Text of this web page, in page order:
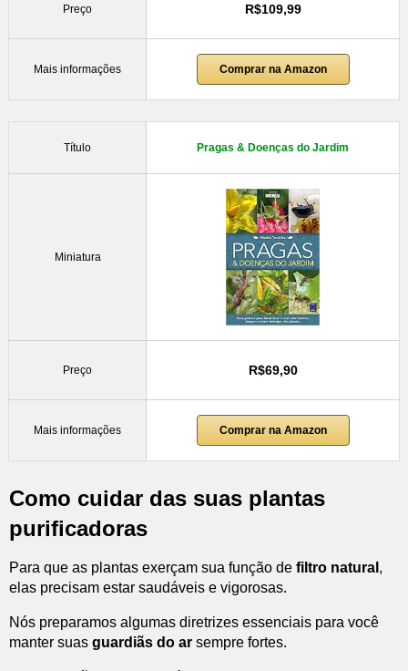
Preço R$109,99
Mais informações Comprar na Amazon
Título Pragas & Doenças do Jardim
Miniatura
Preço R$69,90
Mais informações Comprar na Amazon
Como cuidar das suas plantas
purificadoras
Para que as plantas exerçam sua função de filtro natural ,
elas precisam estar saudáveis e vigorosas.
Nós preparamos algumas diretrizes essenciais para você
manter suas guardiãs do ar sempre fortes.